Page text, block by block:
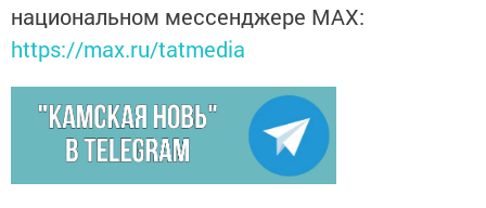
национальном мессенджере MАХ:
https://max.ru/tatmedia